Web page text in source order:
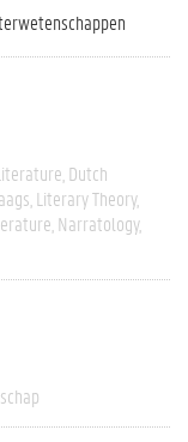
Dutch
Literary Theory
Narratology